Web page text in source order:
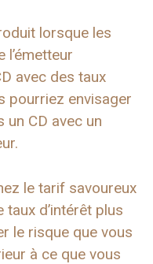
lorsque les
l’émetteur
avec des taux
pourriez envisager
CD avec un
le tarif savoureux
taux d’intérêt plus
le risque que vous
à ce que vous